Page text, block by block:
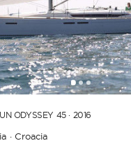
123
ODYSSEY 45 · 2016
· Croacia